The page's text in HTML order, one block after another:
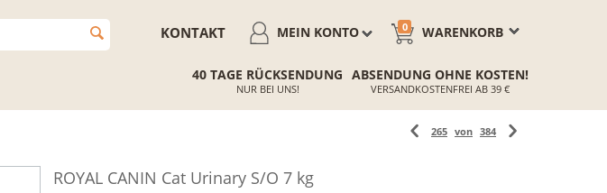
WARENKORB
0
MEIN KONTO
KONTAKT
40 TAGE RÜCKSENDUNG
NUR BEI UNS!
ABSENDUNG OHNE KOSTEN!
VERSANDKOSTENFREI AB 39 €
265 von 384
ROYAL CANIN Cat Urinary S/O 7 kg